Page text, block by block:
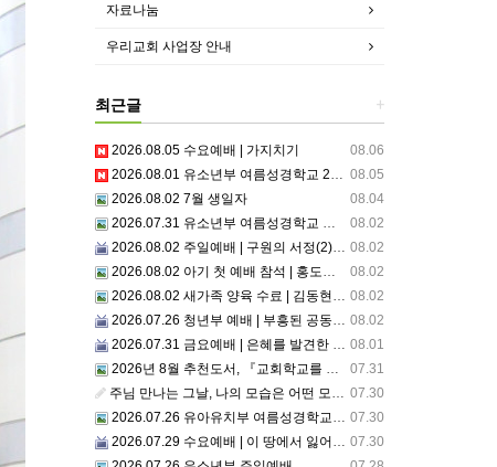
자료나눔
우리교회 사업장 안내
+
최근글
08.06
2026.08.05 수요예배 | 가지치기
08.05
2026.08.01 유소년부 여름성경학교 2일차
08.04
2026.08.02 7월 생일자
08.02
2026.07.31 유소년부 여름성경학교 첫째날
08.02
2026.08.02 주일예배 | 구원의 서정(2)부르심: 거절할 수 없는 은혜의 시작
08.02
2026.08.02 아기 첫 예배 참석 | 홍도영, 홍찬영 아기(홍석진, 임자현 집사 가정)
08.02
2026.08.02 새가족 양육 수료 | 김동현, 박현정 성도
08.02
2026.07.26 청년부 예배 | 부흥된 공동체4: 세상 앞에서1
08.01
2026.07.31 금요예배 | 은혜를 발견한 사람
07.31
2026년 8월 추천도서, 『교회학교를 리셋하라』
07.30
주님 만나는 그날, 나의 모습은 어떤 모습으로 주님 앞에 서게 될까 ??????
07.30
2026.07.26 유아유치부 여름성경학교 2일차
07.30
2026.07.29 수요예배 | 이 땅에서 잃어버린 것들